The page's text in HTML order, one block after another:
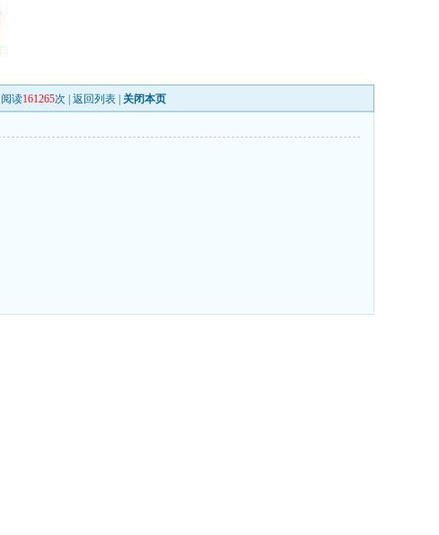
阅读161265次 | 返回列表 关闭本页